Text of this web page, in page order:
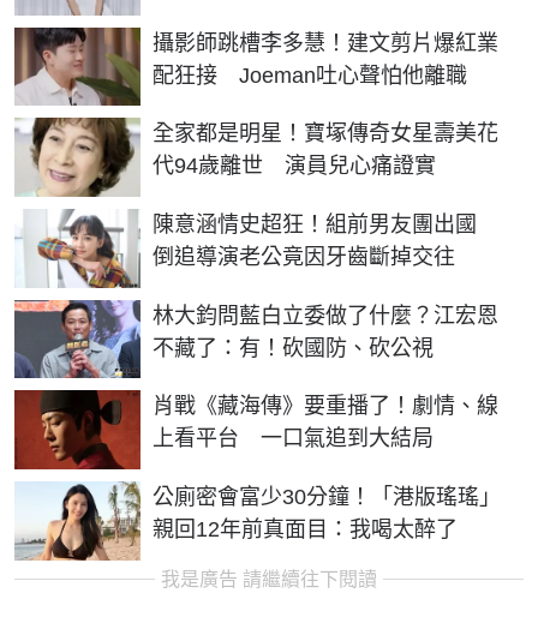
攝影師跳槽李多慧！建文剪片爆紅業
配狂接 Joeman吐心聲怕他離職
全家都是明星！寶塚傳奇女星壽美花
代94歲離世 演員兒心痛證實
陳意涵情史超狂！組前男友團出國
倒追導演老公竟因牙齒斷掉交往
林大鈞問藍白立委做了什麼？江宏恩
不藏了：有！砍國防、砍公視
肖戰《藏海傳》要重播了！劇情、線
上看平台 一口氣追到大結局
公廁密會富少30分鐘！「港版瑤瑤」
親回12年前真面目：我喝太醉了
我是廣告 請繼續往下閱讀